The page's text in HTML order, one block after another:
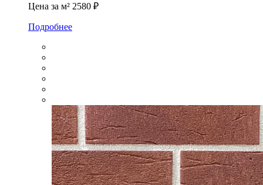
Цена за м² 2580 ₽
Подробнее